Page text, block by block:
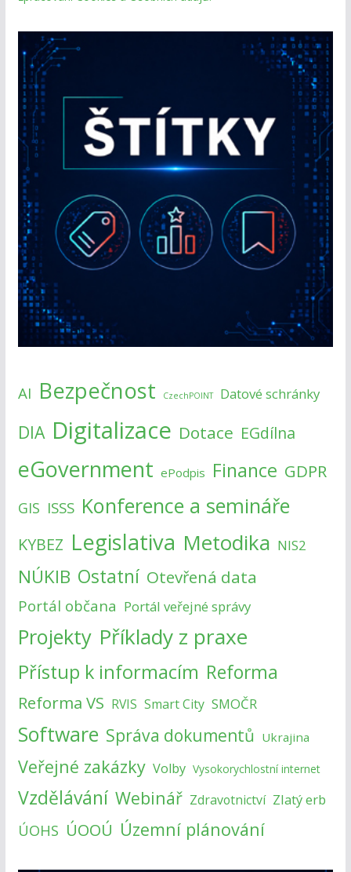
AI Bezpečnost CzechPOINT Datové schránky
DIA Digitalizace Dotace EGdílna
eGovernment ePodpis Finance GDPR
GIS ISSS Konference a semináře
KYBEZ Legislativa Metodika NIS2
NÚKIB Ostatní Otevřená data
Portál občana Portál veřejné správy
Projekty Příklady z praxe
Přístup k informacím Reforma
Reforma VS RVIS Smart City SMOČR
Software Správa dokumentů Ukrajina
Veřejné zakázky Volby Vysokorychlostní internet
Vzdělávání Webinář Zdravotnictví Zlatý erb
ÚOHS ÚOOÚ Územní plánování